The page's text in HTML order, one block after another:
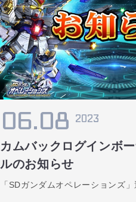
06.08 2023
カムバックログインボ
ルのお知らせ
「SDガンダムオペレーションズ